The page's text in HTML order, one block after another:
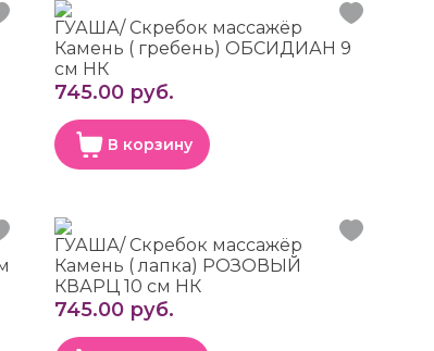
ГУАША/ Скребок массажёр
Камень ( гребень) ОБСИДИАН 9
см НК
745.00 руб.
В корзину
ГУАША/ Скребок массажёр
Камень ( лапка) РОЗОВЫЙ
КВАРЦ 10 см НК
745.00 руб.